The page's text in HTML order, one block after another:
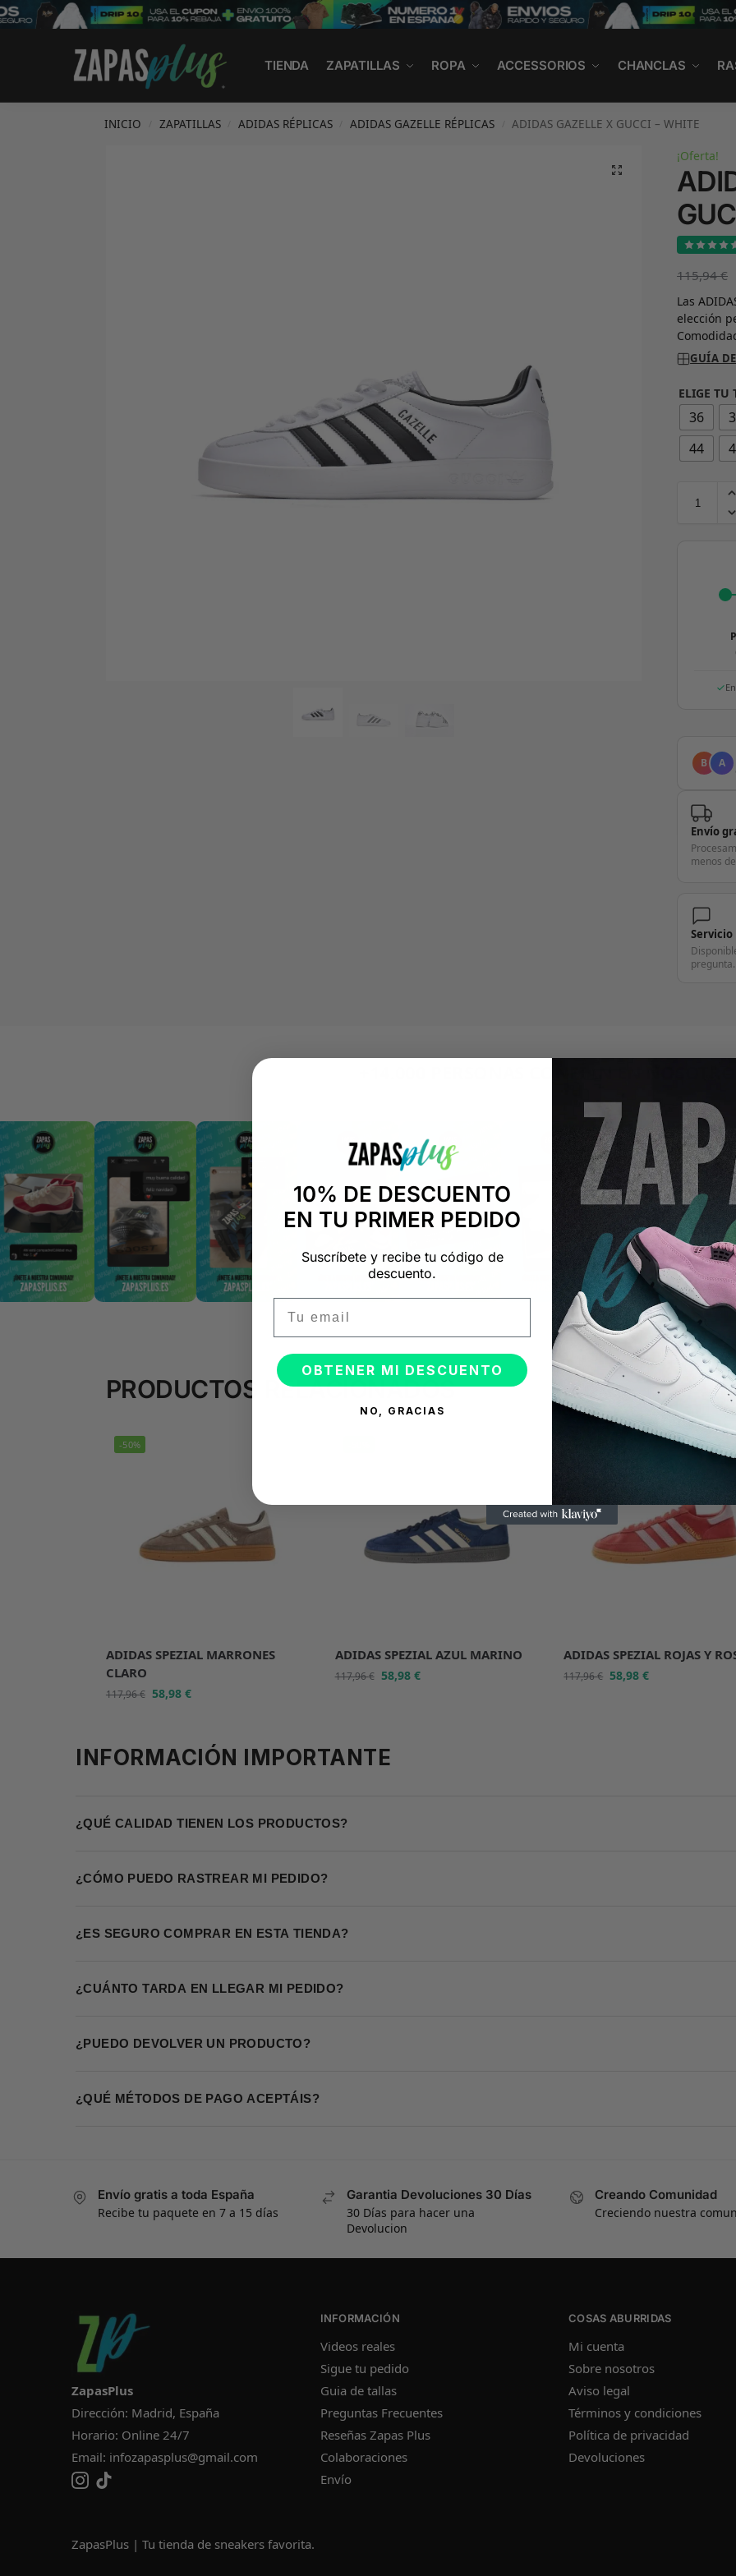
TIENDA ZAPATILLAS ROPA ACCESSORIOS CHANCLAS
Search
INICIO ZAPATILLAS ADIDAS RÉPLICAS ADIDAS GAZELLE RÉPLICAS ADIDAS GAZELLE X GUCCI – WHITE
¡Oferta!
115,94€
Las
elección
GUÍA
ELIGE TU
36
44
B A
Envío
menos
Servicio
pregunta.
PRODUCTOS RELACIONADOS
-50%
ADIDAS SPEZIAL MARRONES
CLARO
117,96€ 58,98 €
ADIDAS SPEZIAL AZUL MARINO
117,96€ 58,98 €
ADIDAS SPEZIAL ROJAS Y
117,96€ 58,98€
INFORMACIÓN IMPORTANTE
¿QUÉ CALIDAD TIENEN LOS PRODUCTOS?
¿CÓMO PUEDO RASTREAR MI PEDIDO?
¿ES SEGURO COMPRAR EN ESTA TIENDA?
¿CUÁNTO TARDA EN LLEGAR MI PEDIDO?
¿PUEDO DEVOLVER UN PRODUCTO?
¿QUÉ MÉTODOS DE PAGO ACEPTÁIS?
Envío gratis a toda España
Recibe tu paquete en 7 a 15 días
Garantia Devoluciones 30 Días
30 Días para hacer una
Devolucion
Creando Comunidad
Creciendo nuestra
ZapasPlus
Dirección: Madrid, España
Horario: Online 24/7
Email: infozapasplus@gmail.com
INFORMACIÓN
Videos reales
Sigue tu pedido
Guia de tallas
Preguntas Frecuentes
Reseñas Zapas Plus
Colaboraciones
Envío
COSAS ABURRIDAS
Mi cuenta
Sobre nosotros
Aviso legal
Términos y condiciones
Política de privacidad
Devoluciones
ZapasPlus | Tu tienda de sneakers favorita.
10% DE DESCUENTO
EN TU PRIMER PEDIDO
Suscríbete y recibe tu código de
descuento.
OBTENER MI DESCUENTO
NO, GRACIAS